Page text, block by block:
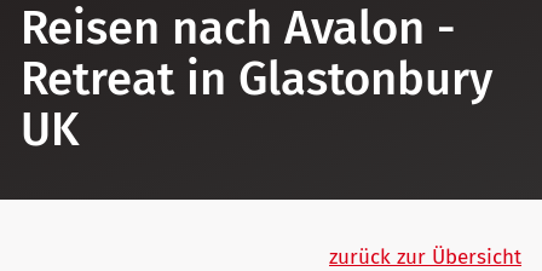
Reisen nach Avalon -
Retreat in Glastonbury
UK
zurück zur Übersicht